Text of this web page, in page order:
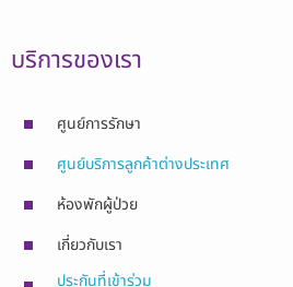
บริการของเรา
ศูนย์การรักษา
ศูนย์บริการลูกค้าต่างประเทศ
ห้องพักผู้ป่วย
เกี่ยวกับเรา
ประกันที่เข้าร่วม